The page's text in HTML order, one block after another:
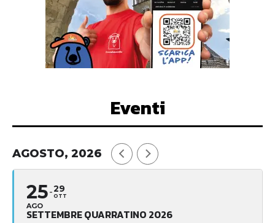
Eventi
AGOSTO, 2026
25
AGO
29
OTT
SETTEMBRE QUARRATINO 2026